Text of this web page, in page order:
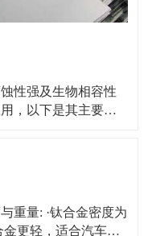
性强及生物相容性
，以下是其主要应
等。原因：轻量化
燃油效率或载荷能
重量: ·钛合金密度为
金更轻，适合汽车、